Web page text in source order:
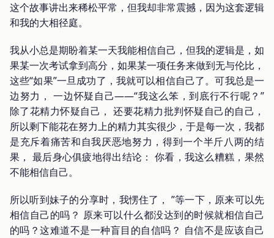
这个故事讲出来稀松平常，但我却非常震撼，因为这套逻辑
和我的大相径庭。
我从小总是期盼着某一天我能相信自己，但我的逻辑是，如
果某一次考试拿到高分，如果某一项任务来做到无与伦比，
这些“如果”一旦成功了，我就可以相信自己了。可我总是一
边努力， 一边怀疑自己——“我这么笨，到底行不行呢？”
除了花精力怀疑自己， 还要花精力批判怀疑自己的自己，
所以剩下能花在努力上的精力其实很少，于是每一次，我都
是充斥着痛苦和自我厌恶地努力，得到一个半斤八两的结
果， 最后身心俱疲地得出结论： 你看，我这么糟糕，果然
不能相信自己。
所以听到妹子的分享时，我愣住了， ”等一下，原来可以先
相信自己的吗？ 原来可以什么都没达到的时候就相信自己
的吗？这难道不是一种盲目的自信吗？ 自信不是应该自己